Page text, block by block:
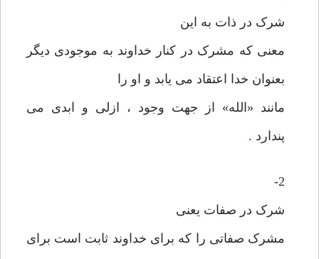
شرک در ذات به این
معنی که مشرک در کنار خداوند به موجودی دیگر
بعنوان خدا اعتقاد می یابد و او را
مانند «الله» از جهت وجود ، ازلی و ابدی می
پندارد .
2-
شرک در صفات یعنی
مشرک صفاتی را که برای خداوند ثابت است برای